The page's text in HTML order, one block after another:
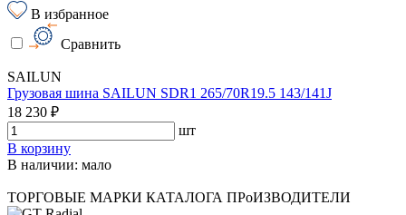
В избранное
Сравнить
SAILUN
Грузовая шина SAILUN SDR1 265/70R19.5 143/141J
18 230 ₽
шт
В корзину
В наличии: мало
ТОРГОВЫЕ МАРКИ КАТАЛОГА ПРоИЗВОДИТЕЛИ